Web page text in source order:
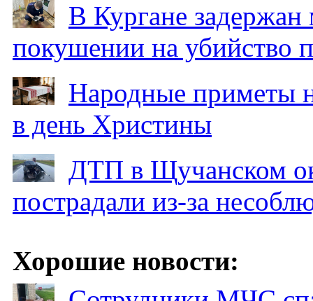
В Кургане
покушении на убийство
Народные приметы
в день Христины
ДТП в Щучанском
пострадали из-за
Хорошие новости: